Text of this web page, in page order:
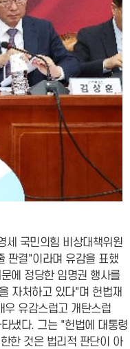
세 국민의힘 비상대책위원
판결"이라며 유감을 표했
에 정당한 임명권 행사를
자처하고 있다"며 헌법재
우 유감스럽고 개탄스럽
냈다. 그는 "헌법에 대통령
한 것은 법리적 판단이 아